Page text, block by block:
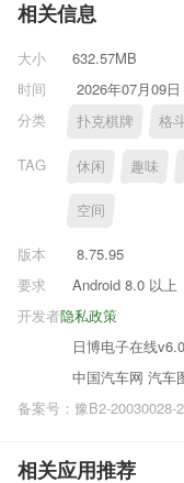
相关信息
大小
632.57MB
时间
2026年07月09
分类
扑克棋牌 格
TAG 休闲 趣味
空间
版本
8.75.95
要求
Android 8.0 以上
隐私政策
开发者
日博电子在线
中国汽车网 汽车
备案号：豫B2-20030028-
相关应用推荐